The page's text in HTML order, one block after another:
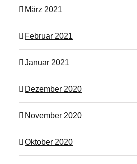
März 2021
Februar 2021
Januar 2021
Dezember 2020
November 2020
Oktober 2020